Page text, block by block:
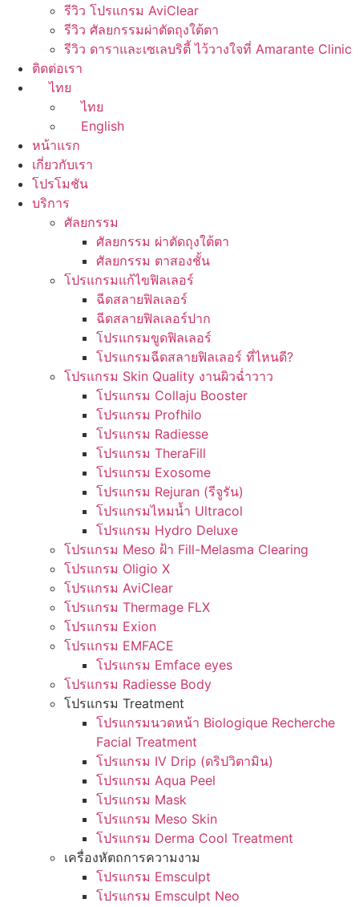
รีวิว โปรแกรม AviClear
รีวิว ศัลยกรรมผ่าตัดถุงใต้ตา
รีวิว ดาราและเซเลบริตี้ ไว้วางใจที่ Amarante Clinic
ติดต่อเรา
ไทย
ไทย
English
หน้าแรก
เกี่ยวกับเรา
โปรโมชัน
บริการ
ศัลยกรรม
ศัลยกรรม ผ่าตัดถุงใต้ตา
ศัลยกรรม ตาสองชั้น
โปรแกรมแก้ไขฟิลเลอร์
ฉีดสลายฟิลเลอร์
ฉีดสลายฟิลเลอร์ปาก
โปรแกรมขูดฟิลเลอร์
โปรแกรมฉีดสลายฟิลเลอร์ ที่ไหนดี?
โปรแกรม Skin Quality งานผิวฉ่ำวาว
โปรแกรม Collaju Booster
โปรแกรม Profhilo
โปรแกรม Radiesse
โปรแกรม TheraFill
โปรแกรม Exosome
โปรแกรม Rejuran (รีจูรัน)
โปรแกรมไหมน้ำ Ultracol
โปรแกรม Hydro Deluxe
โปรแกรม Meso ฝ้า Fill-Melasma Clearing
โปรแกรม Oligio X
โปรแกรม AviClear
โปรแกรม Thermage FLX
โปรแกรม Exion
โปรแกรม EMFACE
โปรแกรม Emface eyes
โปรแกรม Radiesse Body
โปรแกรม Treatment
โปรแกรมนวดหน้า Biologique Recherche
Facial Treatment
โปรแกรม IV Drip (ดริปวิตามิน)
โปรแกรม Aqua Peel
โปรแกรม Mask
โปรแกรม Meso Skin
โปรแกรม Derma Cool Treatment
เครื่องหัตถการความงาม
โปรแกรม Emsculpt
โปรแกรม Emsculpt Neo